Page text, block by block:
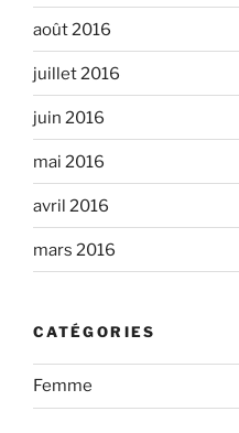
août 2016
juillet 2016
juin 2016
mai 2016
avril 2016
mars 2016
CATÉGORIES
Femme